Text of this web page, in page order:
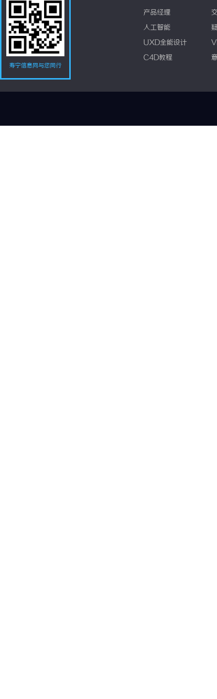
寿宁信息网与您同行
产品经理
人工智能
UXD全能设计
C4D教程